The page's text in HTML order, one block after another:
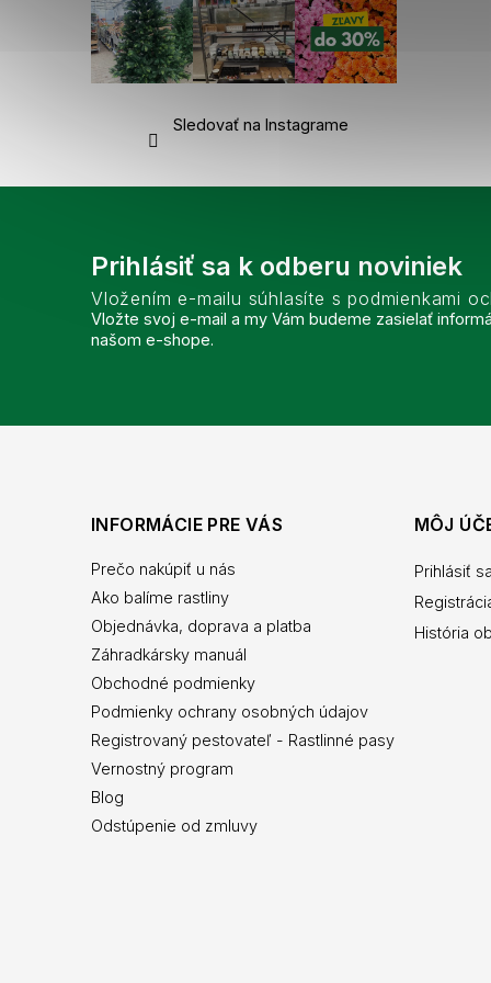
Sledovať na Instagrame
Prihlásiť sa k odberu noviniek
Vložením e-mailu súhlasíte s podmienkami
Vložte svoj e-mail a my Vám budeme zasielať
našom e-shope.
INFORMÁCIE PRE VÁS
Prečo nakúpiť u nás
Ako balíme rastliny
Objednávka, doprava a platba
Záhradkársky manuál
Obchodné podmienky
Podmienky ochrany osobných údajov
Registrovaný pestovateľ - Rastlinné pasy
Vernostný program
Blog
Odstúpenie od zmluvy
MÔJ
Prihlásiť sa
História